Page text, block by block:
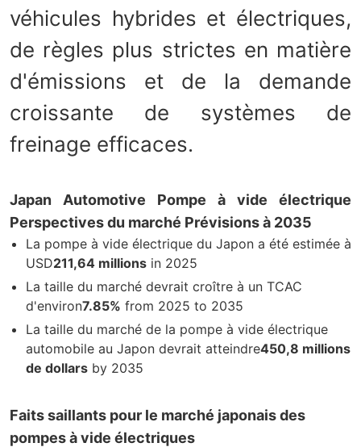
véhicules hybrides et électriques,
de règles plus strictes en matière
d'émissions et de la demande
croissante de systèmes de
freinage efficaces.
Japan Automotive Pompe à vide électrique
Perspectives du marché Prévisions à 2035
La pompe à vide électrique du Japon a été estimée à
USD211,64 millions in 2025
La taille du marché devrait croître à un TCAC
d'environ7.85% from 2025 to 2035
La taille du marché de la pompe à vide électrique
automobile au Japon devrait atteindre450,8 millions
de dollars by 2035
Faits saillants pour le marché japonais des
pompes à vide électriques